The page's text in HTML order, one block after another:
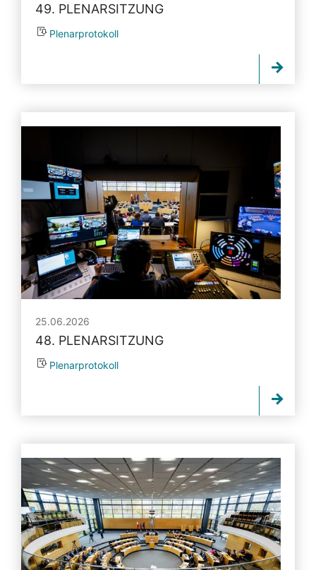
49. PLENARSITZUNG
Plenarprotokoll
25.06.2026
48. PLENARSITZUNG
Plenarprotokoll